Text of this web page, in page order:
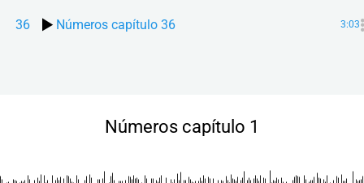
36 Números capítulo 36 3:03
Números capítulo 1